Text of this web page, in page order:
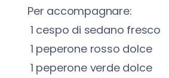
Per accompagnare:
1 cespo di sedano fresco
1 peperone rosso dolce
1 peperone verde dolce